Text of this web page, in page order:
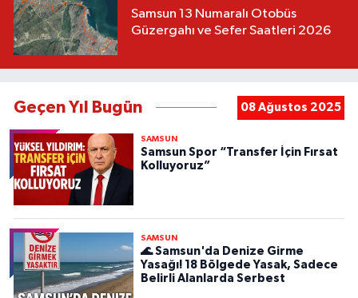
Samsun 13 Numaralı Otobüs
Güzergahı ve Sefer Saatleri 2026
Geçen Yıl Bugün 08 Ağustos 2025
SAMSUN
Samsun Spor “Transfer İçin Fırsat
Kolluyoruz”
SAMSUN
🌊 Samsun'da Denize Girme
Yasağı! 18 Bölgede Yasak, Sadece
Belirli Alanlarda Serbest